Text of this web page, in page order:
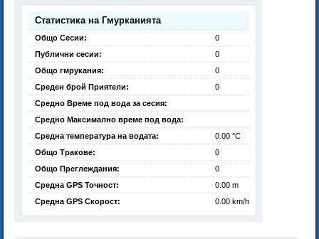
Статистика на Гмурканията
Общо Сесии:
0
Публични сесии:
0
Общо гмрукания:
0
Среден брой Приятели:
0
Средно Време под вода за сесия:
Средно Максимално време под вода:
Средна температура на водата:
0.00 °C
Общо Тракове:
0
Общо Преглеждания:
0
Средна GPS Точност:
0.00 m
Средна GPS Скорост:
0.00 km/h